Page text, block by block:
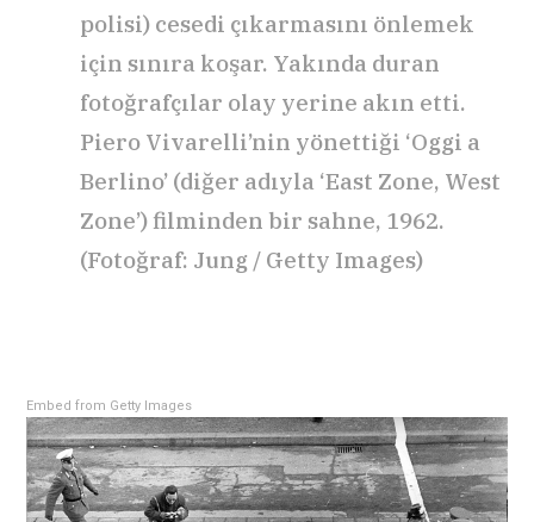
polisi) cesedi çıkarmasını önlemek
için sınıra koşar. Yakında duran
fotoğrafçılar olay yerine akın etti.
Piero Vivarelli’nin yönettiği ‘Oggi a
Berlino’ (diğer adıyla ‘East Zone, West
Zone’) filminden bir sahne, 1962.
(Fotoğraf: Jung / Getty Images)
Embed from Getty Images